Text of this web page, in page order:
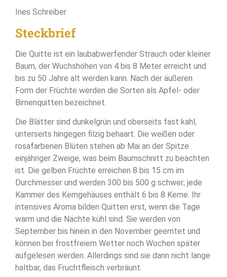
Ines Schreiber
Steckbrief
Die Quitte ist ein laubabwerfender Strauch oder kleiner
Baum, der Wuchshöhen von 4 bis 8 Meter erreicht und
bis zu 50 Jahre alt werden kann. Nach der äußeren
Form der Früchte werden die Sorten als Apfel- oder
Birnenquitten bezeichnet.
Die Blätter sind dunkelgrün und oberseits fast kahl,
unterseits hingegen filzig behaart. Die weißen oder
rosafarbenen Blüten stehen ab Mai an der Spitze
einjähriger Zweige, was beim Baumschnitt zu beachten
ist. Die gelben Früchte erreichen 8 bis 15 cm im
Durchmesser und werden 300 bis 500 g schwer; jede
Kammer des Kerngehäuses enthält 6 bis 8 Kerne. Ihr
intensives Aroma bilden Quitten erst, wenn die Tage
warm und die Nächte kühl sind. Sie werden von
September bis hinein in den November geerntet und
können bei frostfreiem Wetter noch Wochen später
aufgelesen werden. Allerdings sind sie dann nicht lange
haltbar, das Fruchtfleisch verbräunt.